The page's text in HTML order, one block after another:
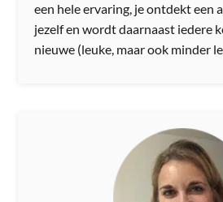
een hele ervaring, je ontdekt een
jezelf en wordt daarnaast iedere
nieuwe (leuke, maar ook minder